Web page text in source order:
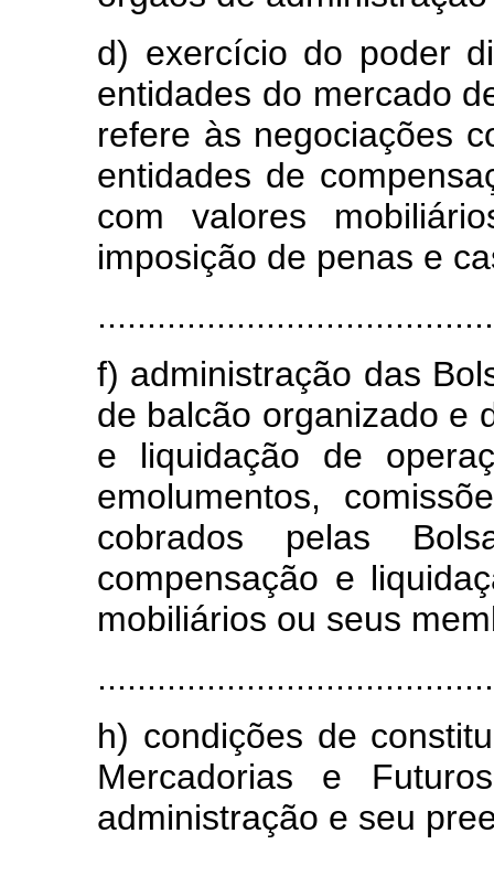
d) exercício do poder
entidades do mercado
refere às negociações
entidades de
com valores
imposição de penas e
f) administração das
de balcão organizado e
e liquidação de
emolumentos,
cobrados pelas
compensação e
mobiliários ou seus
h) condições de
Mercadorias e
administração e seu